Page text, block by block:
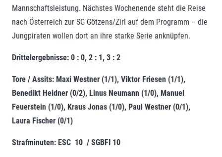
Mannschaftsleistung. Nächstes Wochenende steht die Reise
nach Österreich zur SG Götzens/Zirl auf dem Programm – die
Jungpiraten wollen dort an ihre starke Serie anknüpfen.
Drittelergebnisse: 0 : 0, 2 : 1, 3 : 2
Tore / Assits: Maxi Westner (1/1), Viktor Friesen (1/1),
Benedikt Heidner (0/2), Linus Neumann (1/0), Manuel
Feuerstein (1/0), Kraus Jonas (1/0), Paul Westner (0/1),
Laura Fischer (0/1)
Strafminuten: ESC 10 / SGBFI 10